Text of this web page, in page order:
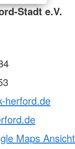
Stadt e.V.
herford.de
Maps Ansicht